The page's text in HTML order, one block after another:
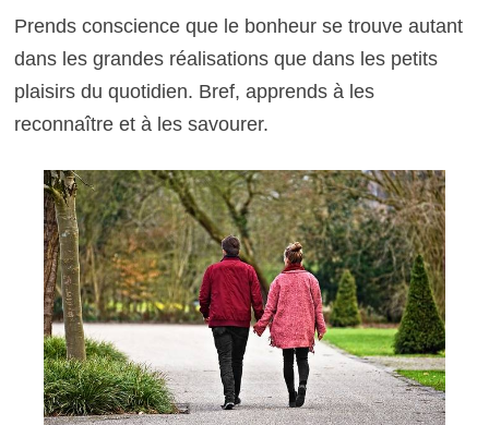
Prends conscience que le bonheur se trouve autant
dans les grandes réalisations que dans les petits
plaisirs du quotidien. Bref, apprends à les
reconnaître et à les savourer.